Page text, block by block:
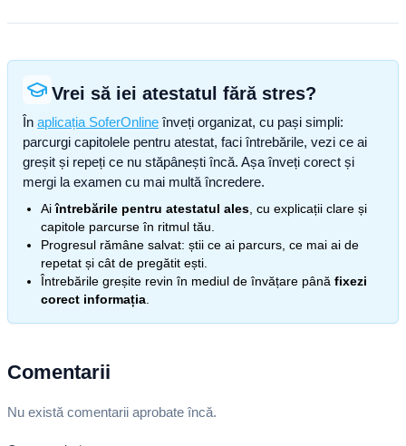
Vrei să iei atestatul fără stres?
În aplicația SoferOnline înveți organizat, cu pași simpli:
parcurgi capitolele pentru atestat, faci întrebările, vezi ce ai
greșit și repeți ce nu stăpânești încă. Așa înveți corect și
mergi la examen cu mai multă încredere.
Aiîntrebările pentru atestatul ales , cu explicații clare și
capitole parcurse în ritmul tău.
Progresul rămâne salvat: știi ce ai parcurs, ce mai ai de
repetat și cât de pregătit ești.
Întrebările greșite revin în mediul de învățare până fixezi
corect informația
Comentarii
Nu există comentarii aprobate încă.